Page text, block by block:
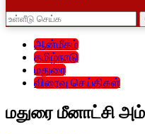
ஆன்மீகம்
தமிழ்நாடு
மதுரை
விரைவு செய்திகள்
மதுரை மீனாட்சி